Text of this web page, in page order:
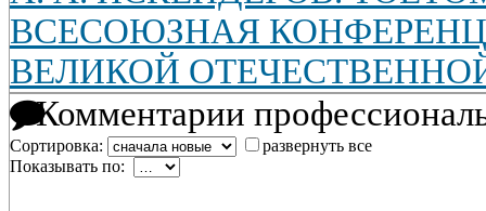
ВСЕСОЮЗНАЯ
ВЕЛИКОЙ
Комментарии
Сортировка:
развернуть все
Показывать по: